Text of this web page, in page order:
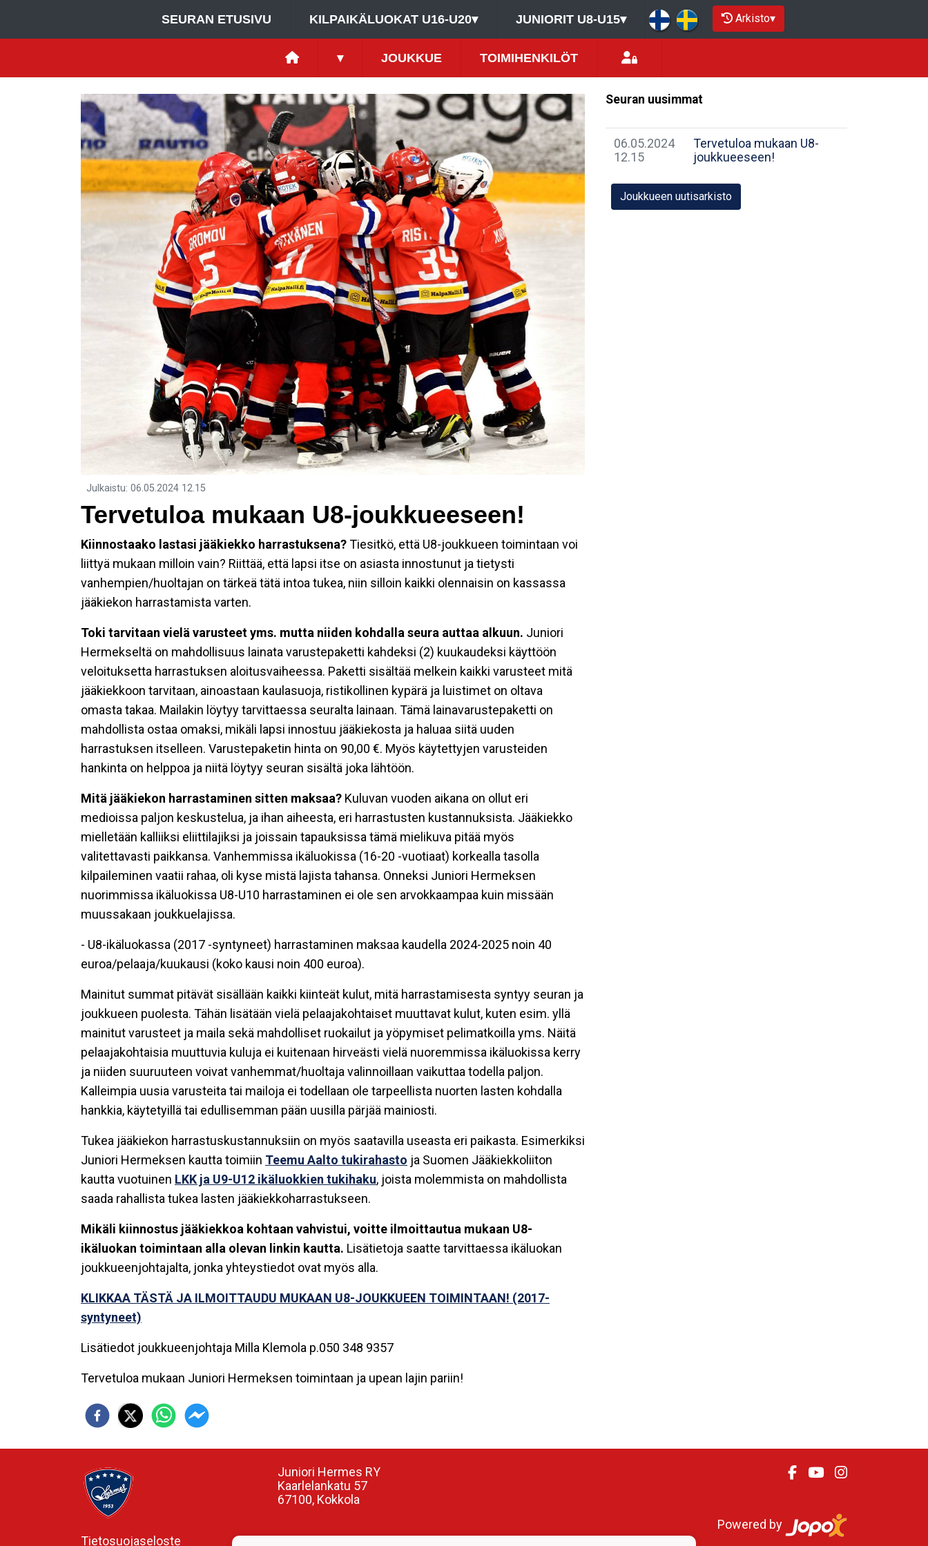
SEURAN ETUSIVU KILPAIKÄLUOKAT U16-U20▾ JUNIORIT U8-U15▾ Arkisto▾
▾ JOUKKUE TOIMIHENKILÖT
Julkaistu: 06.05.2024 12.15
Tervetuloa mukaan U8-joukkueeseen!
Kiinnostaako lastasi jääkiekko harrastuksena?Tiesitkö, että U8-joukkueen toimintaan voi
liittyä mukaan milloin vain? Riittää, että lapsi itse on asiasta innostunut ja tietysti
vanhempien/huoltajan on tärkeä tätä intoa tukea, niin silloin kaikki olennaisin on kassassa
jääkiekon harrastamista varten.
Toki tarvitaan vielä varusteet yms. mutta niiden kohdalla seura auttaa alkuun. Juniori
Hermekseltä on mahdollisuus lainata varustepaketti kahdeksi (2) kuukaudeksi käyttöön
veloituksetta harrastuksen aloitusvaiheessa. Paketti sisältää melkein kaikki varusteet mitä
jääkiekkoon tarvitaan, ainoastaan kaulasuoja, ristikollinen kypärä ja luistimet on oltava
omasta takaa. Mailakin löytyy tarvittaessa seuralta lainaan. Tämä lainavarustepaketti on
mahdollista ostaa omaksi, mikäli lapsi innostuu jääkiekosta ja haluaa siitä uuden
harrastuksen itselleen. Varustepaketin hinta on 90,00 €. Myös käytettyjen varusteiden
hankinta on helppoa ja niitä löytyy seuran sisältä joka lähtöön.
Mitä jääkiekon harrastaminen sitten maksaa? Kuluvan vuoden aikana on ollut eri
medioissa paljon keskustelua, ja ihan aiheesta, eri harrastusten kustannuksista. Jääkiekko
mielletään kalliiksi eliittilajiksi ja joissain tapauksissa tämä mielikuva pitää myös
valitettavasti paikkansa. Vanhemmissa ikäluokissa (16-20 -vuotiaat) korkealla tasolla
kilpaileminen vaatii rahaa, oli kyse mistä lajista tahansa. Onneksi Juniori Hermeksen
nuorimmissa ikäluokissa U8-U10 harrastaminen ei ole sen arvokkaampaa kuin missään
muussakaan joukkuelajissa.
- U8-ikäluokassa (2017 -syntyneet) harrastaminen maksaa kaudella 2024-2025 noin 40
euroa/pelaaja/kuukausi (koko kausi noin 400 euroa).
Mainitut summat pitävät sisällään kaikki kiinteät kulut, mitä harrastamisesta syntyy seuran ja
joukkueen puolesta. Tähän lisätään vielä pelaajakohtaiset muuttavat kulut, kuten esim. yllä
mainitut varusteet ja maila sekä mahdolliset ruokailut ja yöpymiset pelimatkoilla yms. Näitä
pelaajakohtaisia muuttuvia kuluja ei kuitenaan hirveästi vielä nuoremmissa ikäluokissa kerry
ja niiden suuruuteen voivat vanhemmat/huoltaja valinnoillaan vaikuttaa todella paljon.
Kalleimpia uusia varusteita tai mailoja ei todellaan ole tarpeellista nuorten lasten kohdalla
hankkia, käytetyillä tai edullisemman pään uusilla pärjää mainiosti.
Tukea jääkiekon harrastuskustannuksiin on myös saatavilla useasta eri paikasta. Esimerkiksi
Juniori Hermeksen kautta toimiin Teemu Aalto tukirahasto ja Suomen Jääkiekkoliiton
kautta vuotuinen LKK ja U9-U12 ikäluokkien tukihaku, joista molemmista on mahdollista
saada rahallista tukea lasten jääkiekkoharrastukseen.
Mikäli kiinnostus jääkiekkoa kohtaan vahvistui, voitte ilmoittautua mukaan U8-
ikäluokan toimintaan alla olevan linkin kautta. Lisätietoja saatte tarvittaessa ikäluokan
joukkueenjohtajalta, jonka yhteystiedot ovat myös alla.
KLIKKAA TÄSTÄ JA ILMOITTAUDU MUKAAN U8-JOUKKUEEN TOIMINTAAN! (2017-
syntyneet)
Lisätiedot joukkueenjohtaja Milla Klemola p.050 348 9357
Tervetuloa mukaan Juniori Hermeksen toimintaan ja upean lajin pariin!
Seuran uusimmat
06.05.2024
12.15
Tervetuloa mukaan U8-
joukkueeseen!
Joukkueen uutisarkisto
Tietosuojaseloste
Juniori Hermes RY
Kaarlelankatu 57
67100, Kokkola
Powered by